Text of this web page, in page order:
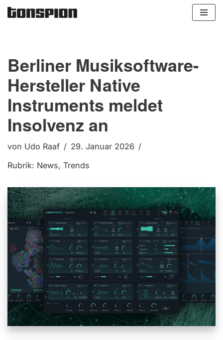
Berliner Musiksoftware-
Hersteller Native
Instruments meldet
Insolvenz an
von Udo Raaf
29. Januar 2026
Rubrik: News, Trends